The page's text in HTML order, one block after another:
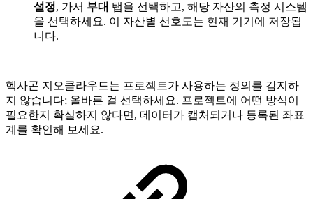
설정, 가서 부대 탭을 선택하고, 해당 자산의 측정 시스템
을 선택하세요. 이 자산별 선호도는 현재 기기에 저장됩
니다.
헥사곤 지오클라우드는 프로젝트가 사용하는 정의를 감지하
지 않습니다; 올바른 걸 선택하세요. 프로젝트에 어떤 방식이
필요한지 확실하지 않다면, 데이터가 캡처되거나 등록된 좌표
계를 확인해 보세요.